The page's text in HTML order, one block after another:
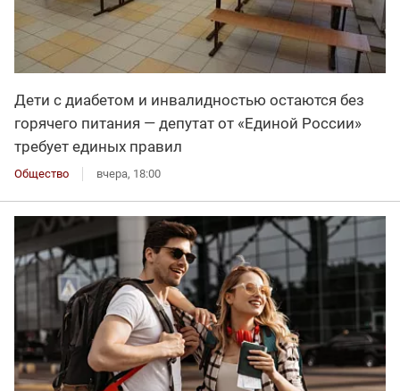
Дети с диабетом и инвалидностью остаются без
горячего питания — депутат от «Единой России»
требует единых правил
Общество вчера, 18:00